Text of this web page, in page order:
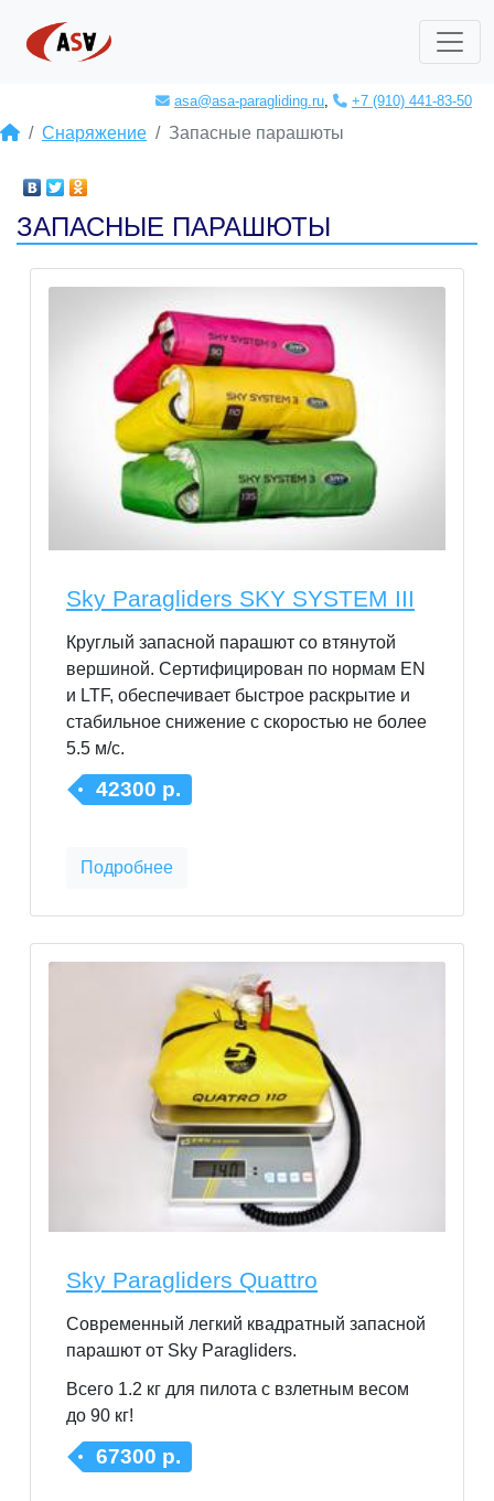
asa@asa-paragliding.ru, +7 (910) 441-83-50
Снаряжение Запасные парашюты
ЗАПАСНЫЕ ПАРАШЮТЫ
Sky Paragliders SKY SYSTEM III
Круглый запасной парашют со втянутой
вершиной. Сертифицирован по нормам EN
и LTF, обеспечивает быстрое раскрытие и
стабильное снижение с скоростью не более
5.5 м/c.
42300 р.
Подробнее
Sky Paragliders Quattro
Современный легкий квадратный запасной
парашют от Sky Paragliders.
Всего 1.2 кг для пилота с взлетным весом
до 90 кг!
67300 р.